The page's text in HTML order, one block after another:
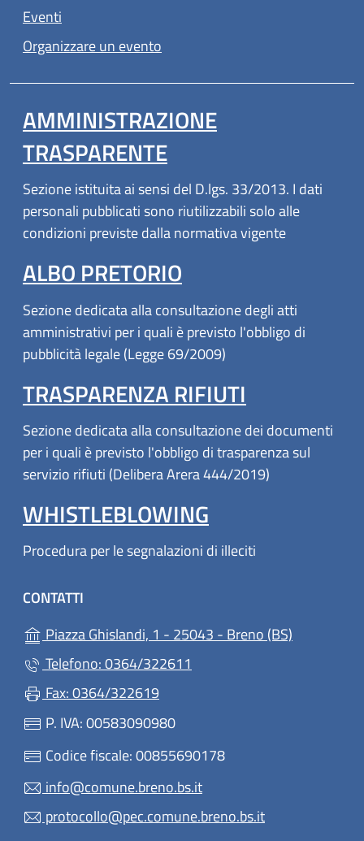
Eventi
Organizzare un evento
AMMINISTRAZIONE
TRASPARENTE
Sezione istituita ai sensi del D.lgs. 33/2013. I dati
personali pubblicati sono riutilizzabili solo alle
condizioni previste dalla normativa vigente
ALBO PRETORIO
Sezione dedicata alla consultazione degli atti
amministrativi per i quali è previsto l'obbligo di
pubblicità legale (Legge 69/2009)
TRASPARENZA RIFIUTI
Sezione dedicata alla consultazione dei documenti
per i quali è previsto l'obbligo di trasparenza sul
servizio rifiuti (Delibera Arera 444/2019)
WHISTLEBLOWING
Procedura per le segnalazioni di illeciti
CONTATTI
Piazza Ghislandi, 1 - 25043 - Breno (BS)
Telefono: 0364/322611
Fax: 0364/322619
P. IVA: 00583090980
Codice fiscale: 00855690178
info@comune.breno.bs.it
protocollo@pec.comune.breno.bs.it